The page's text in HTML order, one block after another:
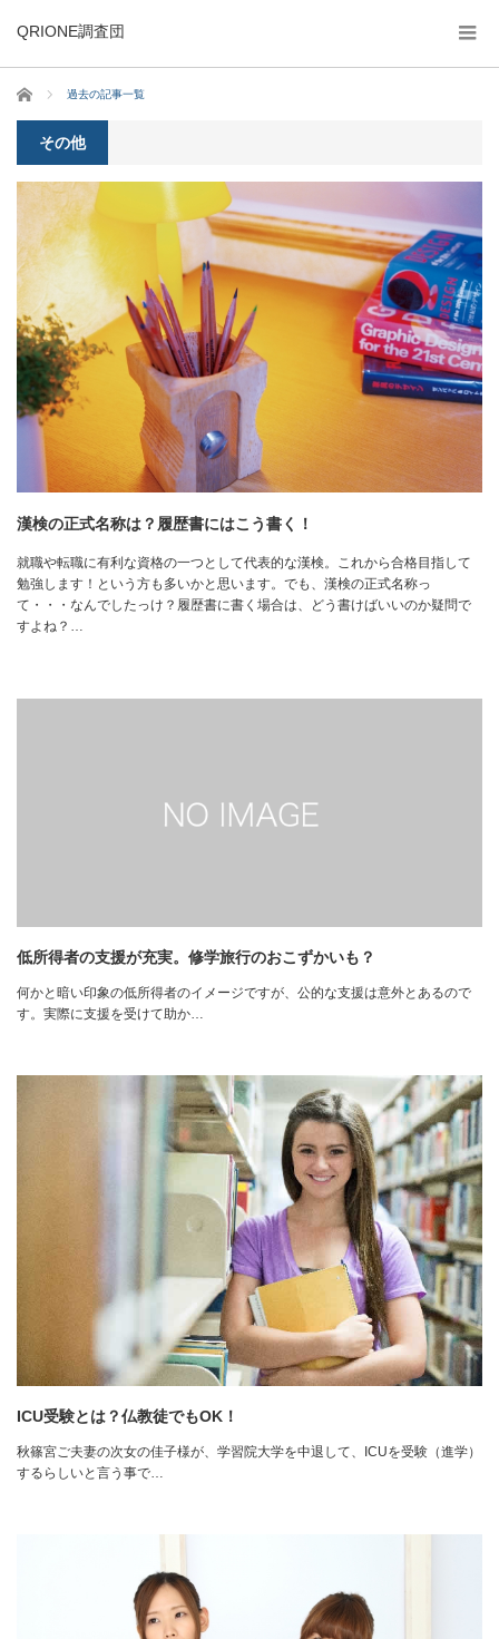
QRIONE調査団
ホーム 過去の記事一覧
その他
漢検の正式名称は？履歴書にはこう書く！
就職や転職に有利な資格の一つとして代表的な漢検。これから合格目指して
勉強します！という方も多いかと思います。でも、漢検の正式名称っ
て・・・なんでしたっけ？履歴書に書く場合は、どう書けばいいのか疑問で
すよね？…
低所得者の支援が充実。修学旅行のおこずかいも？
何かと暗い印象の低所得者のイメージですが、公的な支援は意外とあるので
す。実際に支援を受けて助か…
ICU受験とは？仏教徒でもOK！
秋篠宮ご夫妻の次女の佳子様が、学習院大学を中退して、ICUを受験（進学）
するらしいと言う事で…